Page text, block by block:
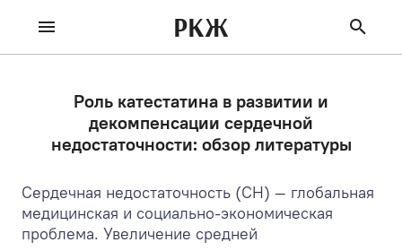
РКЖ
Роль катестатина в развитии и
декомпенсации сердечной
недостаточности: обзор литературы
Сердечная недостаточность (СН) — глобальная
медицинская и социально-экономическая
проблема. Увеличение средней